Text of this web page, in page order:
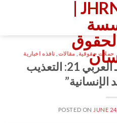
حملات حقوقية مقالات نافذه اخبارية
محمود جابر يكتب لـ العربي 21: التعذيب
POSTED ON JUNE